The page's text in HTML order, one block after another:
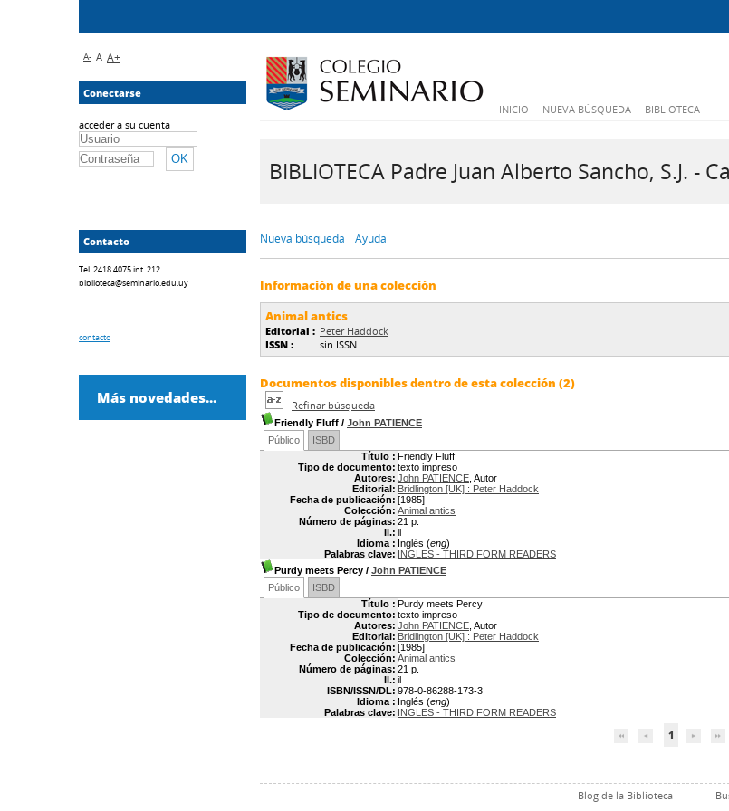
INICIO NUEVA BÚSQUEDA BIBLIOTECA
BIBLIOTECA Padre Juan Alberto Sancho, S.J. -
Nueva búsqueda Ayuda
Información de una colección
Animal antics
Editorial : Peter Haddock
ISSN :
sin ISSN
Documentos disponibles dentro de esta colección (2)
Refinar búsqueda
Friendly Fluff / John PATIENCE
Público
ISBD
Título : Friendly Fluff
Tipo de documento: texto impreso
Autores: John PATIENCE , Autor
Editorial: Bridlington [UK] : Peter Haddock
Fecha de publicación: [1985]
Colección: Animal antics
Número de páginas: 21 p.
Il.: il
Idioma : Inglés (eng)
Palabras clave: INGLES - THIRD FORM READERS
Purdy meets Percy / John PATIENCE
Público
ISBD
Título : Purdy meets Percy
Tipo de documento: texto impreso
Autores: John PATIENCE , Autor
Editorial: Bridlington [UK] : Peter Haddock
Fecha de publicación: [1985]
Colección: Animal antics
Número de páginas: 21 p.
Il.: il
ISBN/ISSN/DL: 978-0-86288-173-3
Idioma : Inglés (eng)
Palabras clave: INGLES - THIRD FORM READERS
1
Blog de la Biblioteca
A- A A+
Conectarse
acceder a su cuenta
Contacto
Tel. 2418 4075 int. 212
biblioteca@seminario.edu.uy
contacto
Más novedades...